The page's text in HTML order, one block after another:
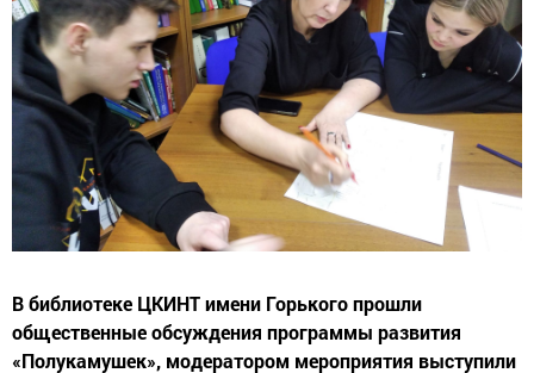
В библиотеке ЦКИНТ имени Горького прошли
общественные обсуждения программы развития
«Полукамушек», модератором мероприятия выступили